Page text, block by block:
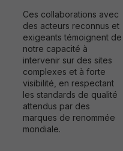
Ces collaborations avec
des acteurs reconnus et
exigeants témoignent de
notre capacité à
intervenir sur des sites
complexes et à forte
visibilité, en respectant
les standards de qualité
attendus par des
marques de renommée
mondiale.